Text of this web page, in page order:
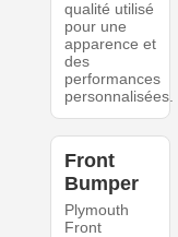
qualité utilisé
pour une
apparence et
des
performances
personnalisées.
Front
Bumper
Plymouth
Front